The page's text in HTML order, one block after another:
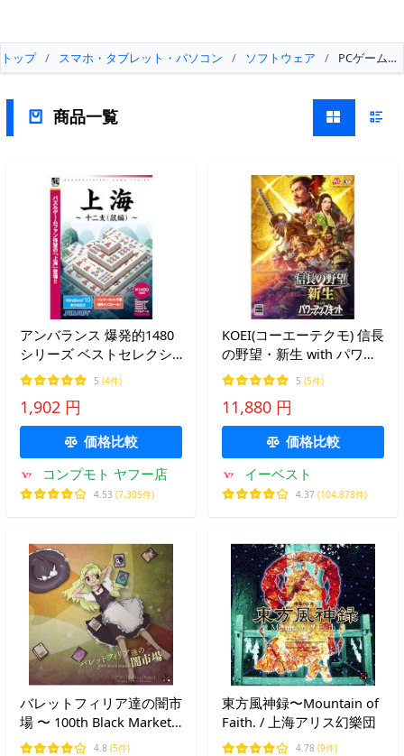
トップ / スマホ・タブレット・パソコン / ソフトウェア / PCゲーム
商品一覧
アンバランス 爆発的1480
シリーズ ベストセレクシ
ョン 上海 -十二支(鼠編)-(対
応OS:その他) 目安在庫=△
5 (4件)
1,902 円
価格比較
コンプモト ヤフー店
4.53 (7,305件)
KOEI(コーエーテクモ) 信長
の野望・新生 with パワー
アップキット
（Windows・パッケージ
版）
5 (5件)
11,880 円
価格比較
イーベスト
4.37 (104,878件)
バレットフィリア達の闇市
場 〜 100th Black Market.
/ 上海アリス幻樂団
4.8 (5件)
東方風神録〜Mountain of
Faith. / 上海アリス幻樂団
4.78 (9件)